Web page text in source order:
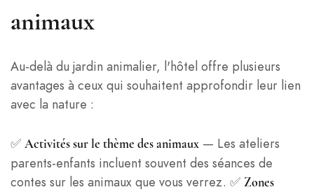
animaux
Au-delà du jardin animalier, l'hôtel offre plusieurs
avantages à ceux qui souhaitent approfondir leur lien
avec la nature :
✅ Activités sur le thème des animaux — Les ateliers
parents-enfants incluent souvent des séances de
contes sur les animaux que vous verrez. ✅ Zones